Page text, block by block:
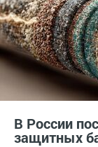
В России
защитных